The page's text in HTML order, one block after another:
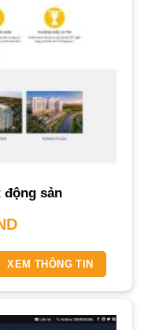
Kế Website Bất Động
hiệu và bứt phá
chỉ là kênh bán
Bất Động
cạnh tranh, việc
nghiệp là yếu tố
mà là một yêu cầu
động sản
XEM THÔNG TIN